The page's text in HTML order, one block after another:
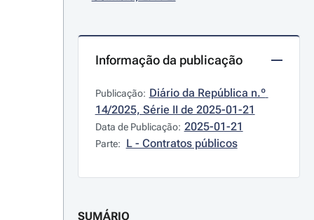
Informação da publicação
Publicação: Diário da República n.º
14/2025, Série II de 2025-01-21
Data de Publicação: 2025-01-21
Parte: L - Contratos públicos
SUMÁRIO